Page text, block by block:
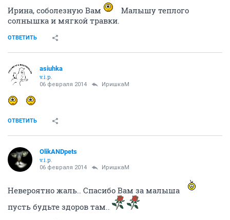
Ирина, соболезную Вам
Малышу теплого
солнышка и мягкой травки.
ОТВЕТИТЬ
asiuhka
v.i.p.
06 февраля 2014 ИришкаМ
ОТВЕТИТЬ
OlikANDpets
v.i.p.
06 февраля 2014 ИришкаМ
Невероятно жаль.. Спасибо Вам за малыша
пусть будьте здоров там..